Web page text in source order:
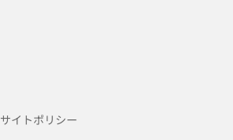
サイトポリシー